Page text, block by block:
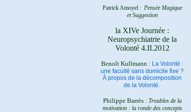
Patrick Amoyel : Pensée Magique
et Suggestion
la XIVe Journée :
Neuropsychiatrie de la
Volonté 4.II.2012
Benoît Kullmann : La Volonté :
une faculté sans domicile fixe ?
À propos de la décomposition
de la Volonté.
Philippe Barrès : Troubles de la
motivation : la ronde des concepts